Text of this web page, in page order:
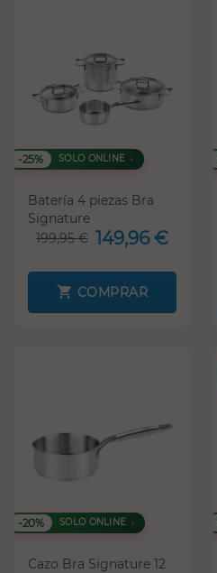
-25% SOLO ONLINE
Batería 4 piezas Bra
Signature
199,95 € 149,96 €
COMPRAR
-20% SOLO ONLINE
Cazo Bra Signature 12